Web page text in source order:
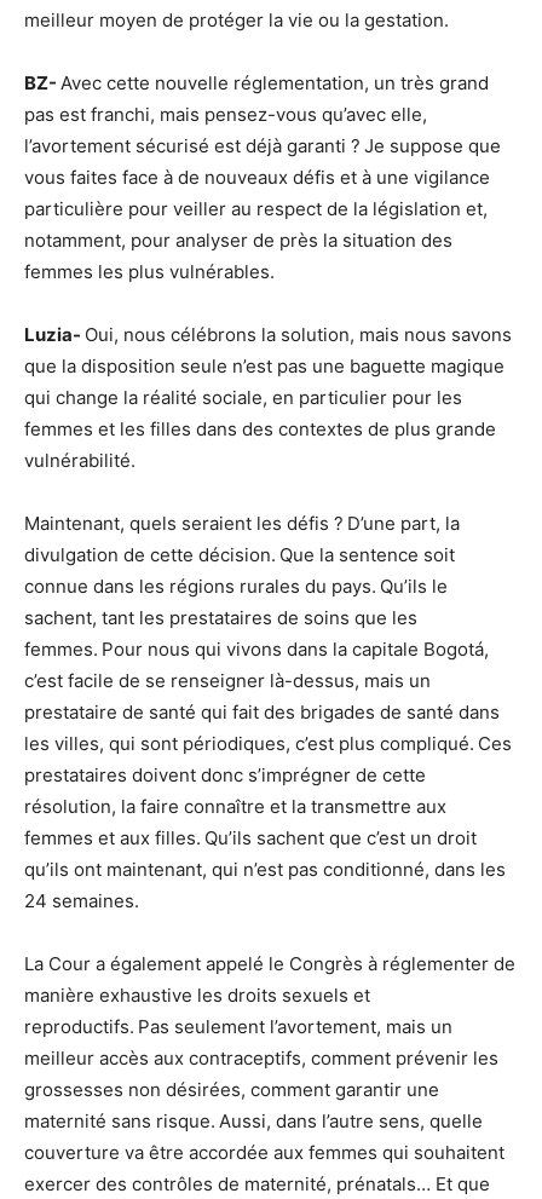
meilleur moyen de protéger la vie ou la gestation.
BZ- Avec cette nouvelle réglementation, un très grand
pas est franchi, mais pensez-vous qu’avec elle,
l’avortement sécurisé est déjà garanti ? Je suppose que
vous faites face à de nouveaux défis et à une vigilance
particulière pour veiller au respect de la législation et,
notamment, pour analyser de près la situation des
femmes les plus vulnérables.
Luzia- Oui, nous célébrons la solution, mais nous savons
que la disposition seule n’est pas une baguette magique
qui change la réalité sociale, en particulier pour les
femmes et les filles dans des contextes de plus grande
vulnérabilité.
Maintenant, quels seraient les défis ? D’une part, la
divulgation de cette décision. Que la sentence soit
connue dans les régions rurales du pays. Qu’ils le
sachent, tant les prestataires de soins que les
femmes. Pour nous qui vivons dans la capitale Bogotá,
c’est facile de se renseigner là-dessus, mais un
prestataire de santé qui fait des brigades de santé dans
les villes, qui sont périodiques, c’est plus compliqué. Ces
prestataires doivent donc s’imprégner de cette
résolution, la faire connaître et la transmettre aux
femmes et aux filles. Qu’ils sachent que c’est un droit
qu’ils ont maintenant, qui n’est pas conditionné, dans les
24 semaines.
La Cour a également appelé le Congrès à réglementer de
manière exhaustive les droits sexuels et
reproductifs. Pas seulement l’avortement, mais un
meilleur accès aux contraceptifs, comment prévenir les
grossesses non désirées, comment garantir une
maternité sans risque. Aussi, dans l’autre sens, quelle
couverture va être accordée aux femmes qui souhaitent
exercer des contrôles de maternité, prénatals… Et que